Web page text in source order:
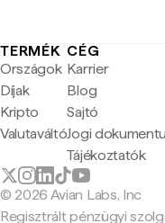
TERMÉK
Országok
Díjak
Kripto
Valutaváltó
CÉG
Karrier
Blog
Sajtó
Jogi
Tájékoztatók
© 2026 Avian Labs, Inc
Regisztrált pénzügyi